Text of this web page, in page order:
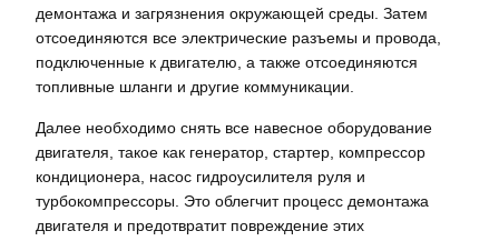
демонтажа и загрязнения окружающей среды. Затем
отсоединяются все электрические разъемы и провода,
подключенные к двигателю, а также отсоединяются
топливные шланги и другие коммуникации.
Далее необходимо снять все навесное оборудование
двигателя, такое как генератор, стартер, компрессор
кондиционера, насос гидроусилителя руля и
турбокомпрессоры. Это облегчит процесс демонтажа
двигателя и предотвратит повреждение этих